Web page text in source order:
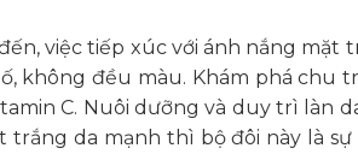
việc tiếp xúc với ánh nắng
không đều màu. Khám phá
C. Nuôi dưỡng và duy trì
trắng da mạnh thì bộ đôi này là